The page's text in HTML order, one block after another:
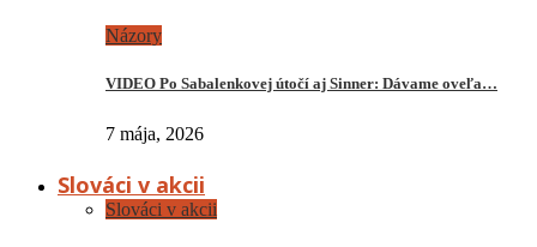
Názory
VIDEO Po Sabalenkovej útočí aj Sinner: Dávame oveľa…
7 mája, 2026
Slováci v akcii
Slováci v akcii